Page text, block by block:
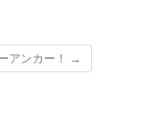
アンカー！ →